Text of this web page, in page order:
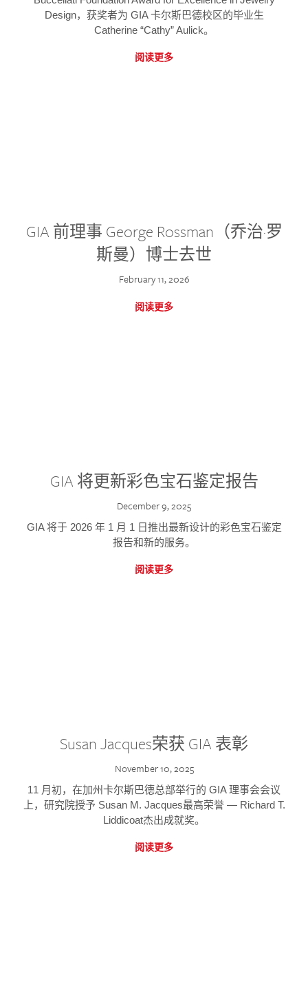
Design，获奖者为 GIA 卡尔斯巴德校区的毕业生
Catherine “Cathy” Aulick。
阅读更多
GIA 前理事 George Rossman（乔治·罗
斯曼）博士去世
February 11, 2026
阅读更多
GIA 将更新彩色宝石鉴定报告
December 9, 2025
GIA 将于 2026 年 1 月 1 日推出最新设计的彩色宝石鉴定
报告和新的服务。
阅读更多
Susan Jacques荣获 GIA 表彰
November 10, 2025
11 月初，在加州卡尔斯巴德总部举行的 GIA 理事会会议
上，研究院授予 Susan M. Jacques最高荣誉 — Richard T.
Liddicoat杰出成就奖。
阅读更多